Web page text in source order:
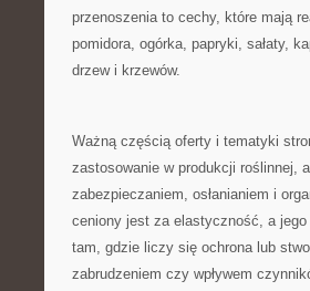
przenoszenia to cechy, które mają
pomidora, ogórka, papryki, sałaty,
drzew i krzewów.
Ważną częścią oferty i tematyki
zastosowanie w produkcji roślinnej,
zabezpieczaniem, osłanianiem i
ceniony jest za elastyczność, a
tam, gdzie liczy się ochrona lub
zabrudzeniem czy wpływem